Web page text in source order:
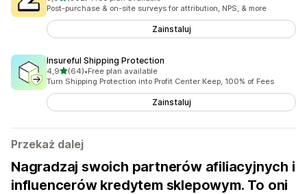
Łączna liczba recenzji: 502
Post-purchase & on-site surveys for attribution, NPS, & more
Zainstaluj
Insureful Shipping Protection
4,9na 5 gwiazdek
(64)
Łączna liczba recenzji: 64
•Free plan available
Turn Shipping Protection into Profit Center Keep, 100% of Fees
Zainstaluj
Przekaż dalej
Nagradzaj swoich partnerów afiliacyjnych i
influencerów kredytem sklepowym. To oni